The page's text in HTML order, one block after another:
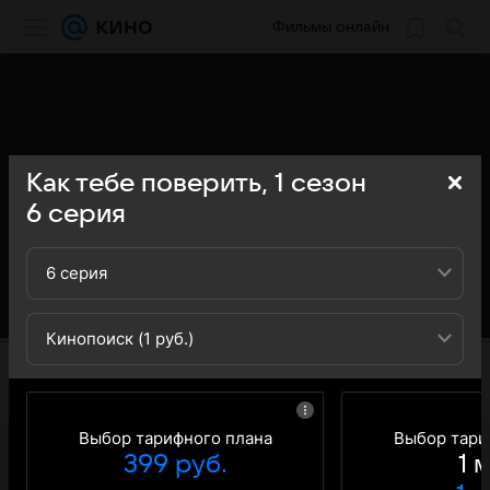
Как тебе поверить, 1 сезон
6 серия
6 серия
Кинопоиск (1 руб.)
Выбор тарифного плана
399 руб.
Выбор
1